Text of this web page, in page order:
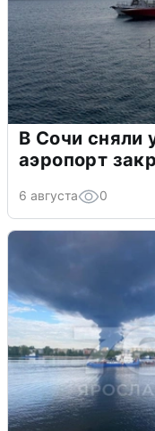
В Сочи сняли
аэропорт
6 августа 0